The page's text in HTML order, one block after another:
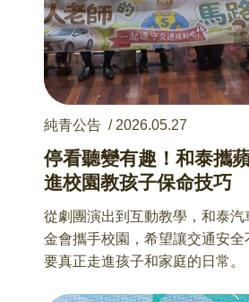
純青公告 / 2026.05.27
停看聽變有趣！和泰攜
進校園教孩子保命技巧
從劇團演出到互動教學，和泰汽
金會攜手校園，希望讓交通安
要真正走進孩子和家庭的日常。